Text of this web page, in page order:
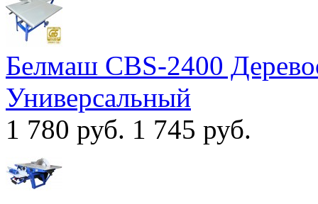
Белмаш CBS-2400
Универсальный
1 780 руб. 1 745 руб.